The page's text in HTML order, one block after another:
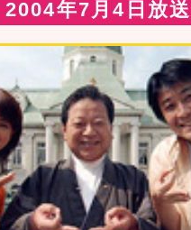
2004年7月4日放送